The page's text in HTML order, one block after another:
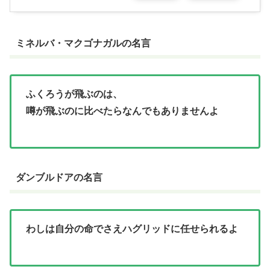
ミネルバ・マクゴナガルの名言
ふくろうが飛ぶのは、
噂が飛ぶのに比べたらなんでもありませんよ
ダンブルドアの名言
わしは自分の命でさえハグリッドに任せられるよ